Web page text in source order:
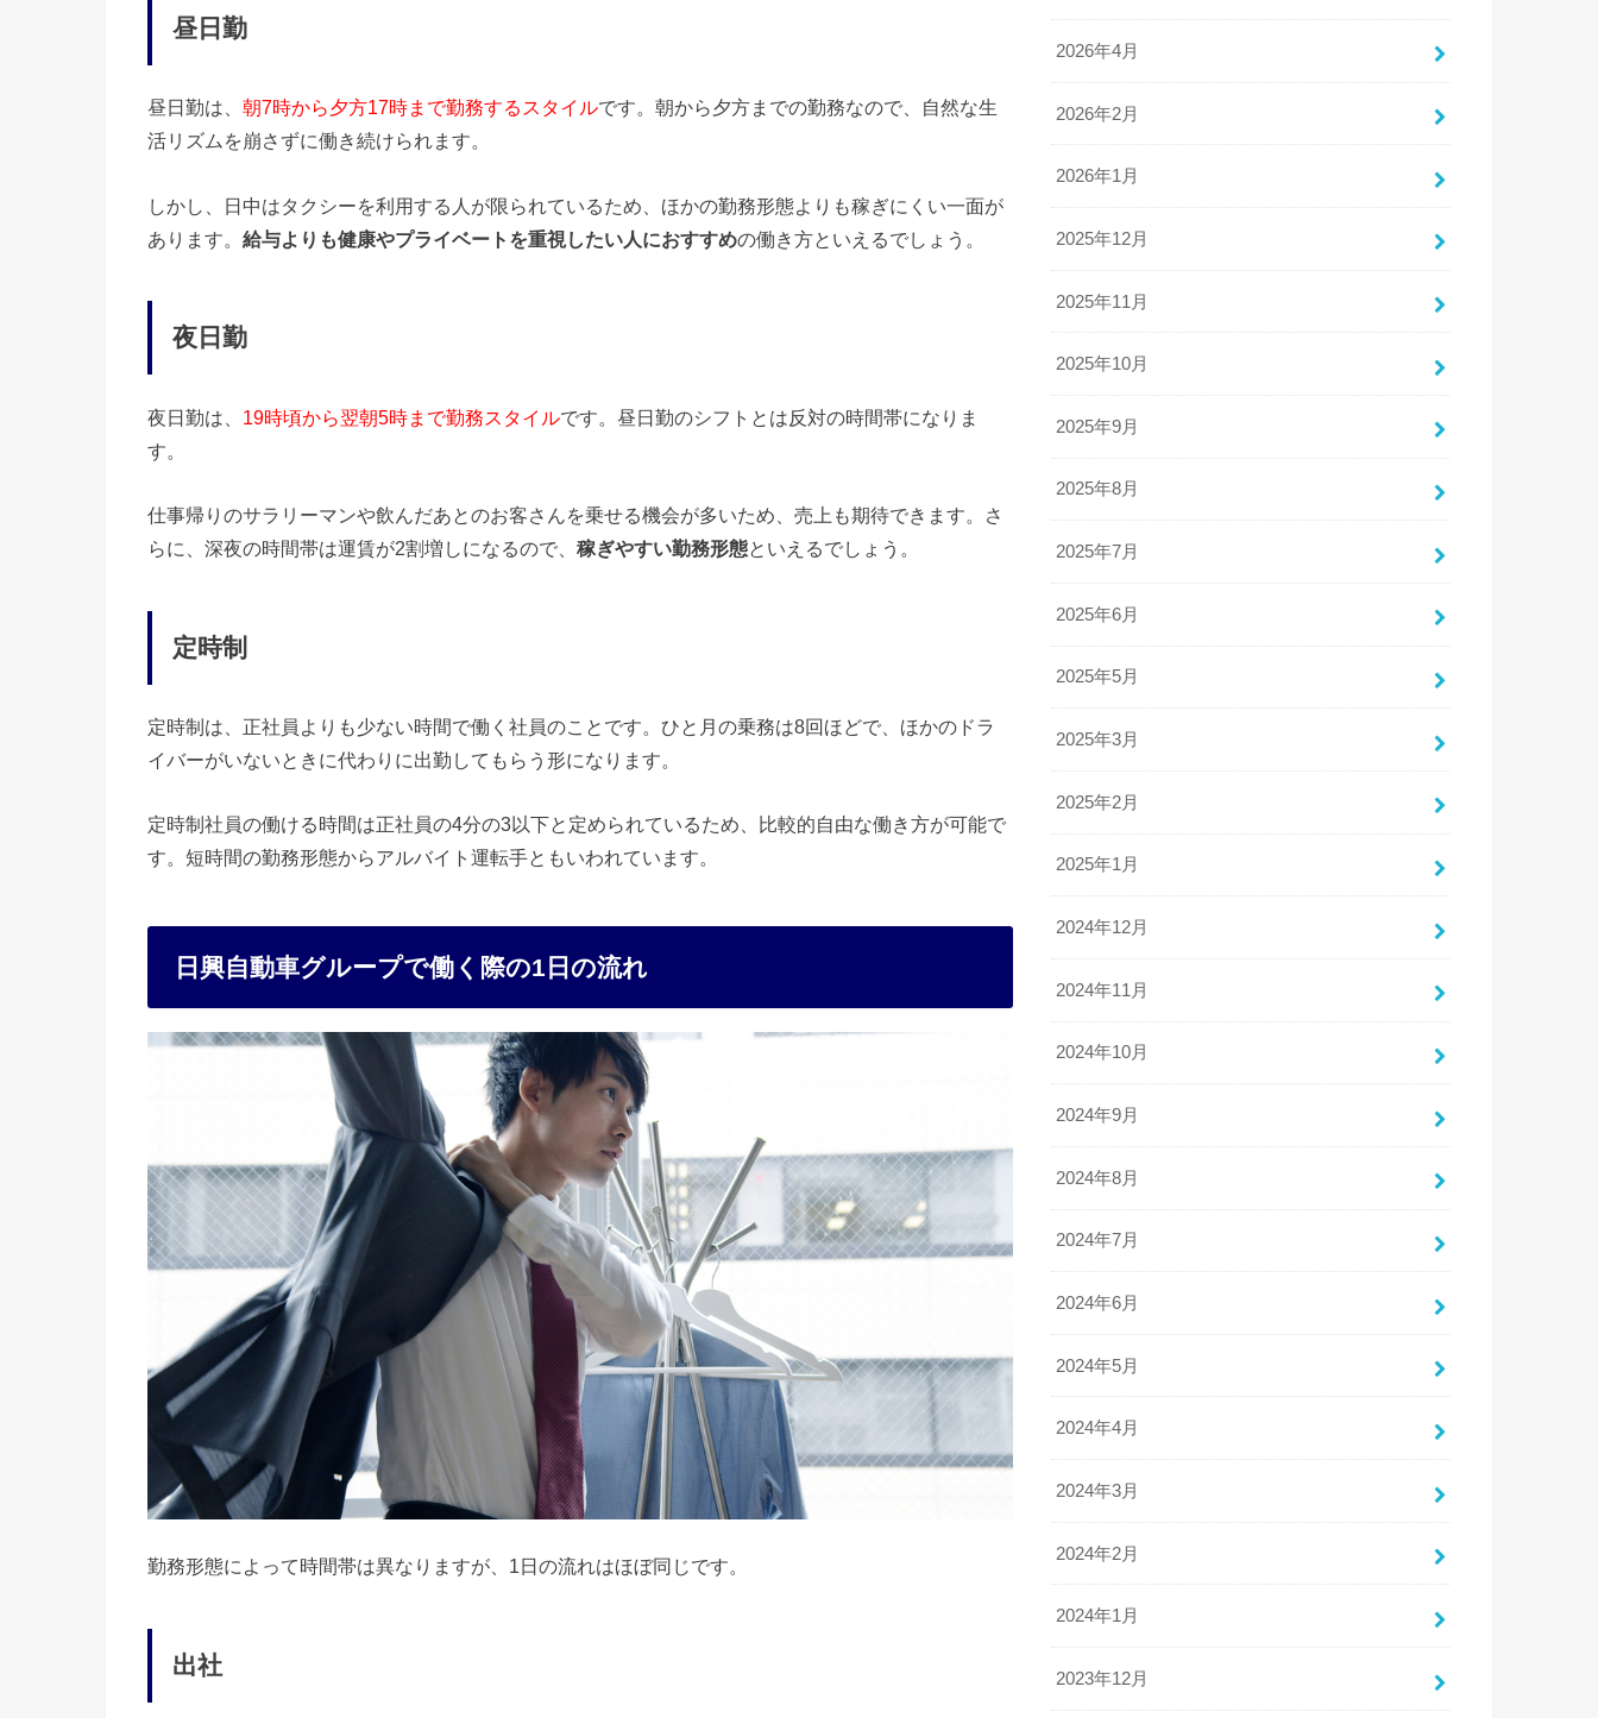
昼日勤
昼日勤は、 朝7時から夕方17時まで勤務するスタイルです。朝から夕方までの勤務なので、自然な生
活リズムを崩さずに働き続けられます。
しかし、日中はタクシーを利用する人が限られているため、ほかの勤務形態よりも稼ぎにくい一面が
あります。 給与よりも健康やプライベートを重視したい人におすすめの働き方といえるでしょう。
夜日勤
夜日勤は、 19時頃から翌朝5時まで勤務スタイルです。昼日勤のシフトとは反対の時間帯になりま
す。
仕事帰りのサラリーマンや飲んだあとのお客さんを乗せる機会が多いため、売上も期待できます。さ
らに、深夜の時間帯は運賃が2割増しになるので、 稼ぎやすい勤務形態といえるでしょう。
定時制
定時制は、正社員よりも少ない時間で働く社員のことです。ひと月の乗務は8回ほどで、ほかのドラ
イバーがいないときに代わりに出勤してもらう形になります。
定時制社員の働ける時間は正社員の4分の3以下と定められているため、比較的自由な働き方が可能で
す。短時間の勤務形態からアルバイト運転手ともいわれています。
日興自動車グループで働く際の1日の流れ
勤務形態によって時間帯は異なりますが、1日の流れはほぼ同じです。
出社
2026年4月
2026年2月
2026年1月
2025年12月
2025年11月
2025年10月
2025年9月
2025年8月
2025年7月
2025年6月
2025年5月
2025年3月
2025年2月
2025年1月
2024年12月
2024年11月
2024年10月
2024年9月
2024年8月
2024年7月
2024年6月
2024年5月
2024年4月
2024年3月
2024年2月
2024年1月
2023年12月